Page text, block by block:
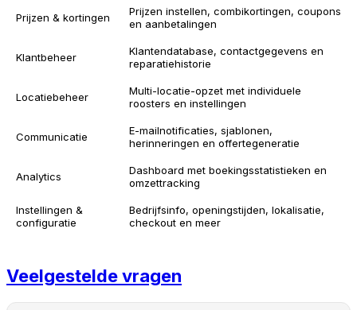
Prijzen & kortingen
Prijzen instellen, combikortingen, coupons
en aanbetalingen
Klantbeheer
Klantendatabase, contactgegevens en
reparatiehistorie
Locatiebeheer
Multi-locatie-opzet met individuele
roosters en instellingen
Communicatie
E-mailnotificaties, sjablonen,
herinneringen en offertegeneratie
Analytics
Dashboard met boekingsstatistieken en
omzettracking
Instellingen &
configuratie
Bedrijfsinfo, openingstijden, lokalisatie,
checkout en meer
Veelgestelde vragen